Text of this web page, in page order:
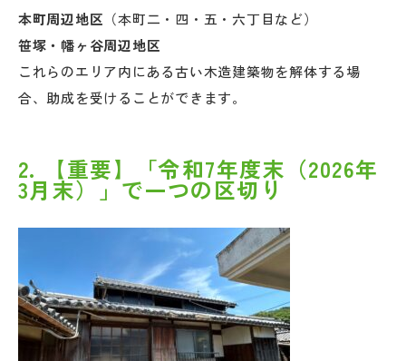
本町周辺地区 （本町二・四・五・六丁目など）
笹塚・幡ヶ谷周辺地区
これらのエリア内にある古い木造建築物を解体する場
合、助成を受けることができます。
2. 【重要】「令和7年度末（2026年
3月末）」で一つの区切り